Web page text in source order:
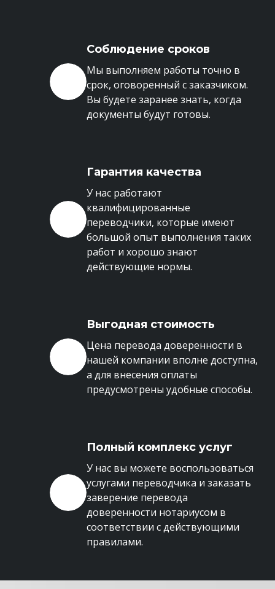
Соблюдение сроков
Мы выполняем работы точно в
срок, оговоренный с заказчиком.
Вы будете заранее знать, когда
документы будут готовы.
Гарантия качества
У нас работают
квалифицированные
переводчики, которые имеют
большой опыт выполнения таких
работ и хорошо знают
действующие нормы.
Выгодная стоимость
Цена перевода доверенности в
нашей компании вполне доступна,
а для внесения оплаты
предусмотрены удобные способы.
Полный комплекс услуг
У нас вы можете воспользоваться
услугами переводчика и заказать
заверение перевода
доверенности нотариусом в
соответствии с действующими
правилами.